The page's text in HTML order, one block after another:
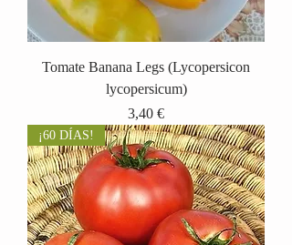
Tomate Banana Legs (Lycopersicon
lycopersicum)
Precio
3,40 €
¡60 DÍAS!